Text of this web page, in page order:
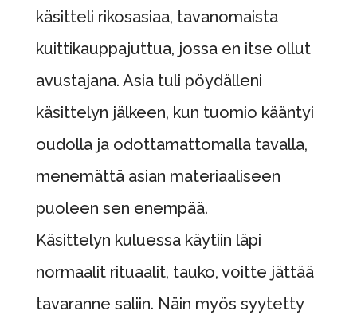
käsitteli rikosasiaa, tavanomaista
kuittikauppajuttua, jossa en itse ollut
avustajana. Asia tuli pöydälleni
käsittelyn jälkeen, kun tuomio kääntyi
oudolla ja odottamattomalla tavalla,
menemättä asian materiaaliseen
puoleen sen enempää.
Käsittelyn kuluessa käytiin läpi
normaalit rituaalit, tauko, voitte jättää
tavaranne saliin. Näin myös syytetty